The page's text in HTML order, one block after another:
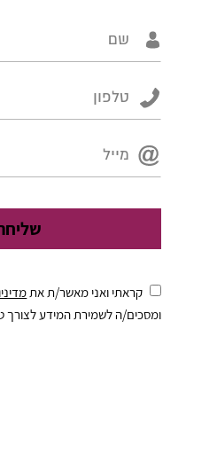
קראתי ואני מאשר/ת את
ומסכים/ה לשמירת המידע לצורך